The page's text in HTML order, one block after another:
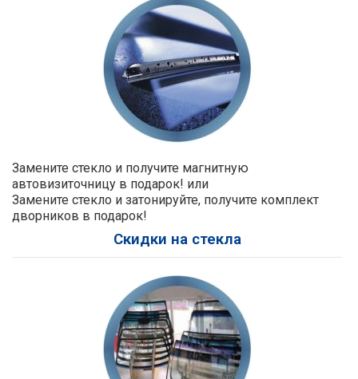
Замените стекло и получите магнитную
автовизиточницу в подарок! или
Замените стекло и затонируйте, получите комплект
дворников в подарок!
Скидки на стекла